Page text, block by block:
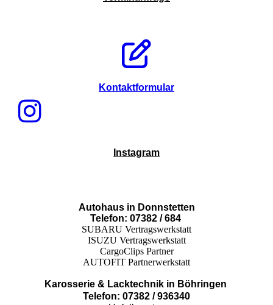
Kontaktformular
Instagram
Autohaus in Donnstetten
Telefon: 07382 / 684
SUBARU Vertragswerkstatt
ISUZU Vertragswerkstatt
CargoClips Partner
AUTOFIT Partnerwerkstatt
Karosserie & Lacktechnik in Böhringen
Telefon: 07382 / 936340